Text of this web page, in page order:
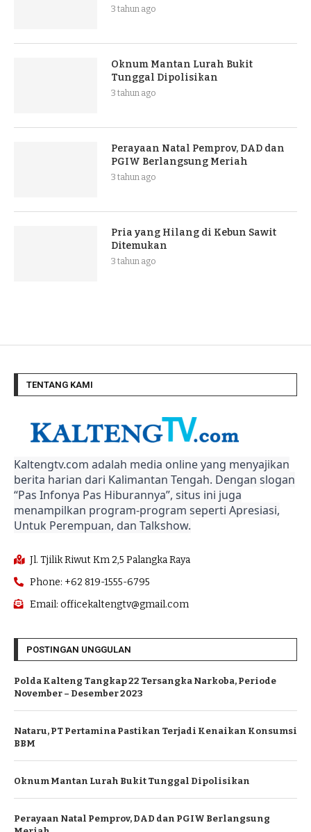
3 tahun ago
Oknum Mantan Lurah Bukit
Tunggal Dipolisikan
3 tahun ago
Perayaan Natal Pemprov, DAD dan
PGIW Berlangsung Meriah
3 tahun ago
Pria yang Hilang di Kebun Sawit
Ditemukan
3 tahun ago
TENTANG KAMI
Kaltengtv.com adalah media online yang menyajikan
berita harian dari Kalimantan Tengah. Dengan slogan
“Pas Infonya Pas Hiburannya”, situs ini juga
menampilkan program-program seperti Apresiasi,
Untuk Perempuan, dan Talkshow.
Jl. Tjilik Riwut Km 2,5 Palangka Raya
Phone: +62 819-1555-6795
Email: officekaltengtv@gmail.com
POSTINGAN UNGGULAN
Polda Kalteng Tangkap 22 Tersangka Narkoba, Periode
November – Desember 2023
Nataru, PT Pertamina Pastikan Terjadi Kenaikan Konsumsi
BBM
Oknum Mantan Lurah Bukit Tunggal Dipolisikan
Perayaan Natal Pemprov, DAD dan PGIW Berlangsung